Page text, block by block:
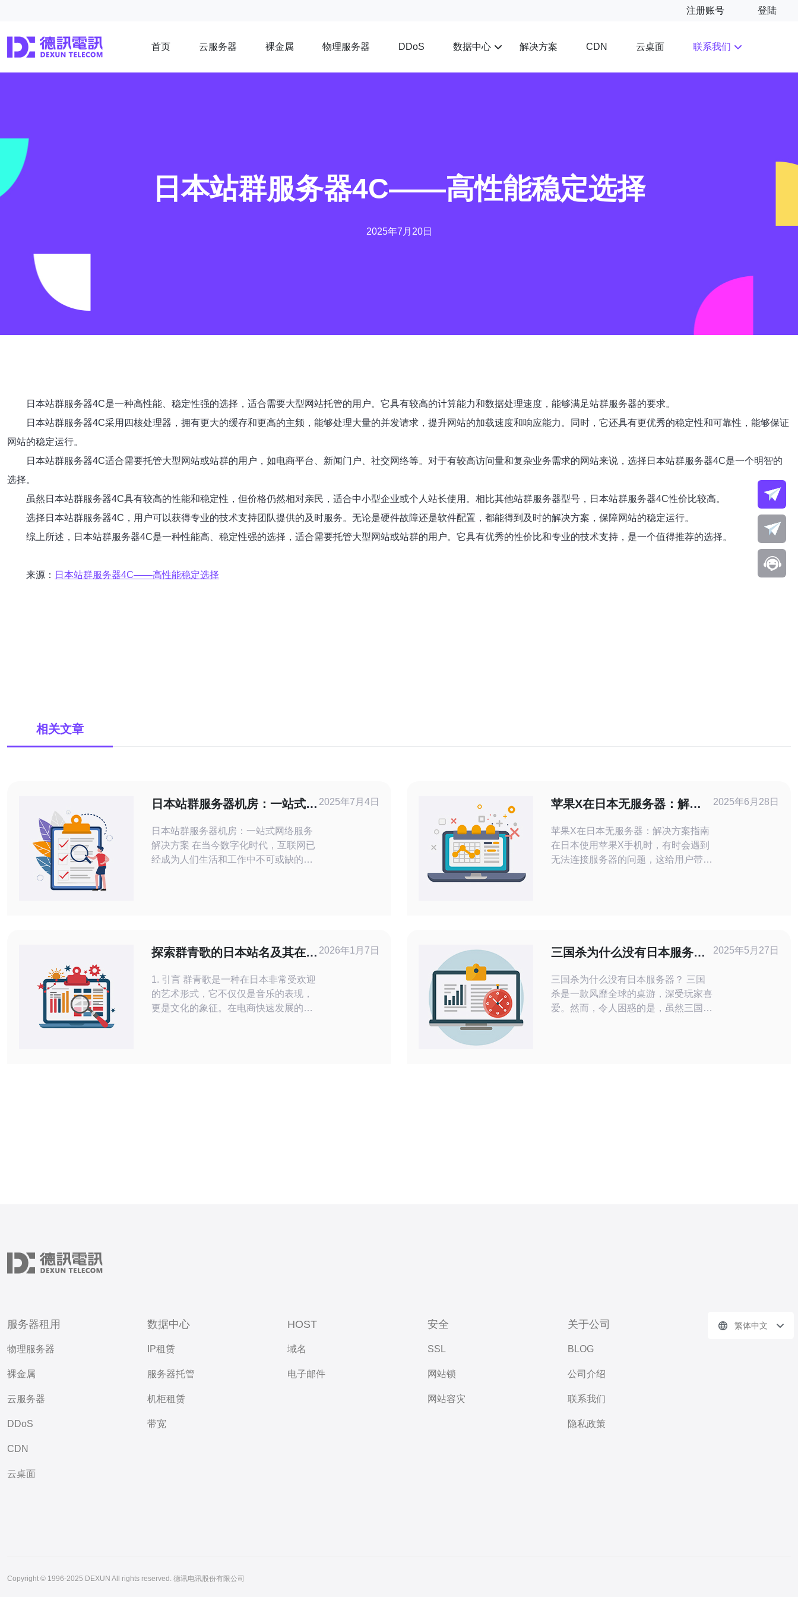
注册账号 登陆
首页 云服务器 裸金属 物理服务器 DDoS 数据中心 解决方案 CDN 云桌面 联系我们
日本站群服务器4C——高性能稳定选择
2025年7月20日
日本站群服务器4C是一种高性能、稳定性强的选择，适合需要大型网站托管的用户。它具有较高的计算能力和数据处理速度，能够满足站群服务器的要求。
日本站群服务器4C采用四核处理器，拥有更大的缓存和更高的主频，能够处理大量的并发请求，提升网站的加载速度和响应能力。同时，它还具有更优秀的稳定性和可靠性，能够保证
网站的稳定运行。
日本站群服务器4C适合需要托管大型网站或站群的用户，如电商平台、新闻门户、社交网络等。对于有较高访问量和复杂业务需求的网站来说，选择日本站群服务器4C是一个明智的
选择。
虽然日本站群服务器4C具有较高的性能和稳定性，但价格仍然相对亲民，适合中小型企业或个人站长使用。相比其他站群服务器型号，日本站群服务器4C性价比较高。
选择日本站群服务器4C，用户可以获得专业的技术支持团队提供的及时服务。无论是硬件故障还是软件配置，都能得到及时的解决方案，保障网站的稳定运行。
综上所述，日本站群服务器4C是一种性能高、稳定性强的选择，适合需要托管大型网站或站群的用户。它具有优秀的性价比和专业的技术支持，是一个值得推荐的选择。
来源： 日本站群服务器4C——高性能稳定选择
相关文章
日本站群服务器机房：一站式网
日本站群服务器机房：一站式网络服务
解决方案 在当今数字化时代，互联网已
经成为人们生活和工作中不可或缺的一
备和技术，能够提供高效的网络服务。
其优势包括： 稳
2025年7月4日
苹果X在日本无服务器：解决
苹果X在日本无服务器：解决方案指南
在日本使用苹果X手机时，有时会遇到
无法连接服务器的问题，这给用户带来
可以解决问题。 苹果X手机可能出现连
接问题是
2025年6月28日
探索群青歌的日本站名及其在电
1. 引言 群青歌是一种在日本非常受欢迎
的艺术形式，它不仅仅是音乐的表现，
更是文化的象征。在电商快速发展的今
2026年1月7日
三国杀为什么没有日本服务
三国杀为什么没有日本服务器？ 三国
杀是一款风靡全球的桌游，深受玩家喜
爱。然而，令人困惑的是，虽然三国故
2025年5月27日
服务器租用
物理服务器
裸金属
云服务器
DDoS
CDN
云桌面
数据中心
IP租赁
服务器托管
机柜租赁
带宽
HOST
域名
电子邮件
安全
SSL
网站锁
网站容灾
关于公司
BLOG
公司介绍
联系我们
隐私政策
繁体中文
Copyright © 1996-2025 DEXUN All rights reserved. 德讯电讯股份有限公司